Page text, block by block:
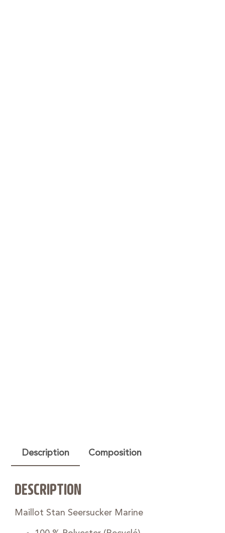
Description Composition
DESCRIPTION
Maillot Stan Seersucker Marine